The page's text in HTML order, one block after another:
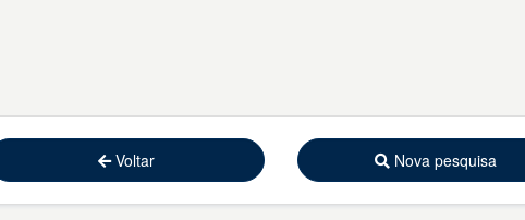
Voltar Nova pesquisa